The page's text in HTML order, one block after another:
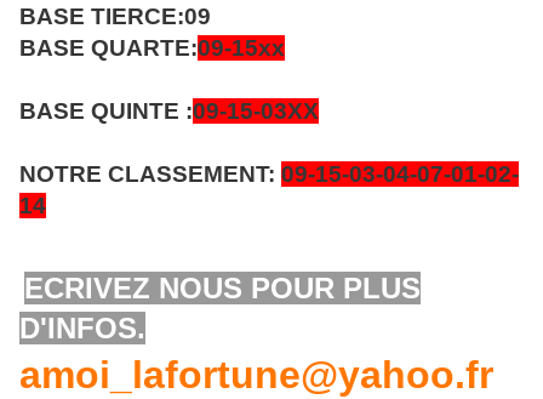
BASE TIERCE:09
BASE QUARTE:09-15xx
BASE QUINTE :09-15-03XX
NOTRE CLASSEMENT: 09-15-03-04-07-01-02-
14
ECRIVEZ NOUS POUR PLUS
D'INFOS.
amoi_lafortune@yahoo.fr